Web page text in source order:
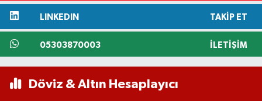
LINKEDIN TAKIP ET
05303870003 İLETIŞIM
Döviz & Altın Hesaplayıcı